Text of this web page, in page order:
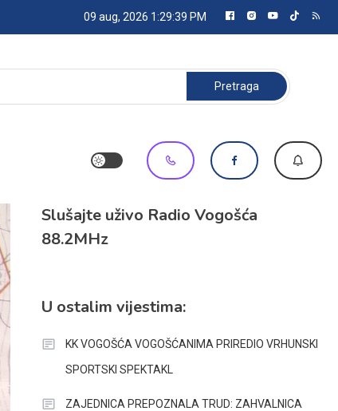
09 aug, 2026 1:29:40 PM
Pretraga:
Slušajte uživo Radio Vogošća
88.2MHz
U ostalim vijestima:
KK VOGOŠĆA VOGOŠĆANIMA PRIREDIO VRHUNSKI
SPORTSKI SPEKTAKL
ZAJEDNICA PREPOZNALA TRUD: ZAHVALNICA